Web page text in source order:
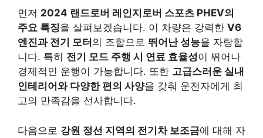
먼저 2024 랜드로버 레인지로버 스포츠 PHEV의
주요 특징을 살펴보겠습니다. 이 차량은 강력한 V6
엔진과 전기 모터 의 조합으로 뛰어난 성능을 자랑합
니다. 특히 전기 모드 주행 시 연료 효율성이 뛰어나
경제적인 운행이 가능합니다. 또한 고급스러운 실내
인테리어와 다양한 편의 사양을 갖춰 운전자에게 최
고의 만족감을 선사합니다.
다음으로 강원 정선 지역의 전기차 보조금에 대해 자